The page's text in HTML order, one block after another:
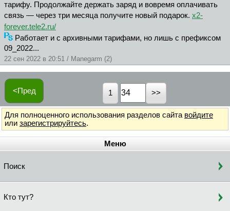
тарифу. Продолжайте держать заряд и вовремя оплачивать
связь — через три месяца получите новый подарок. x2-
forever.tele2.ru/
Работает и с архивными тарифами, но лишь с префиксом
09_2022...
22 сен 2022 в 20:51 / Manegarm (2)
<Пред 1
Для полноценного использования разделов сайта войдите
или зарегистрируйтесь.
Меню
Поиск
Кто тут?